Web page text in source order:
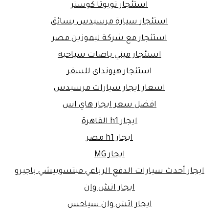
استئجار تويوتا كوستر
استئجار سيارة مرسيدس بسائق
استئجار مع شركة ليموزين مصر
استئجار ميني باصات سياحية
استئجار هيونداي للسفر
اسعار ايجار سيارات مرسيدس
افضل سعر ايجار هاي اس
ايجار h1 القاهرة
ايجار h1 مصر
ايجار MG
ايجار أحدث سيارات الدفع الرباعي ميتسوبيشي باجيرو
ايجار اتش وان
ايجار اتش وان سياحس